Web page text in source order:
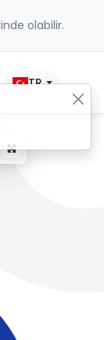
olabilir.
TR